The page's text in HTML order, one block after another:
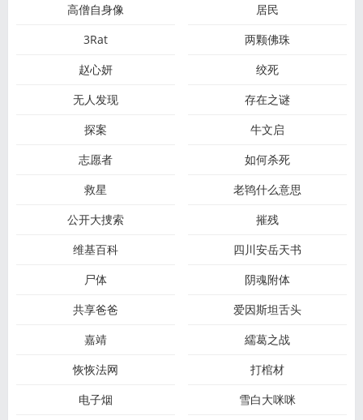
高僧自身像
居民
3Rat
两颗佛珠
赵心妍
绞死
无人发现
存在之谜
探案
牛文启
志愿者
如何杀死
救星
老鸨什么意思
公开大捜索
摧残
维基百科
四川安岳天书
尸体
阴魂附体
共享爸爸
爱因斯坦舌头
嘉靖
繻葛之战
恢恢法网
打棺材
电子烟
雪白大咪咪